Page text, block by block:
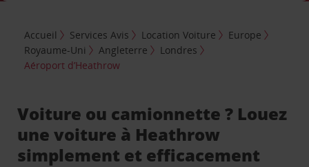
Accueil Services Avis Location Voiture
Europe
Royaume-Uni
Angleterre
Londres
Aéroport d’Heathrow
Voiture ou camionnette ? Louez
une voiture à Heathrow
simplement et efficacement